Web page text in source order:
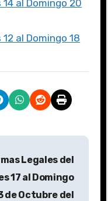
al Domingo 20
al Domingo 18
Legales del
17 al Domingo
de Octubre del